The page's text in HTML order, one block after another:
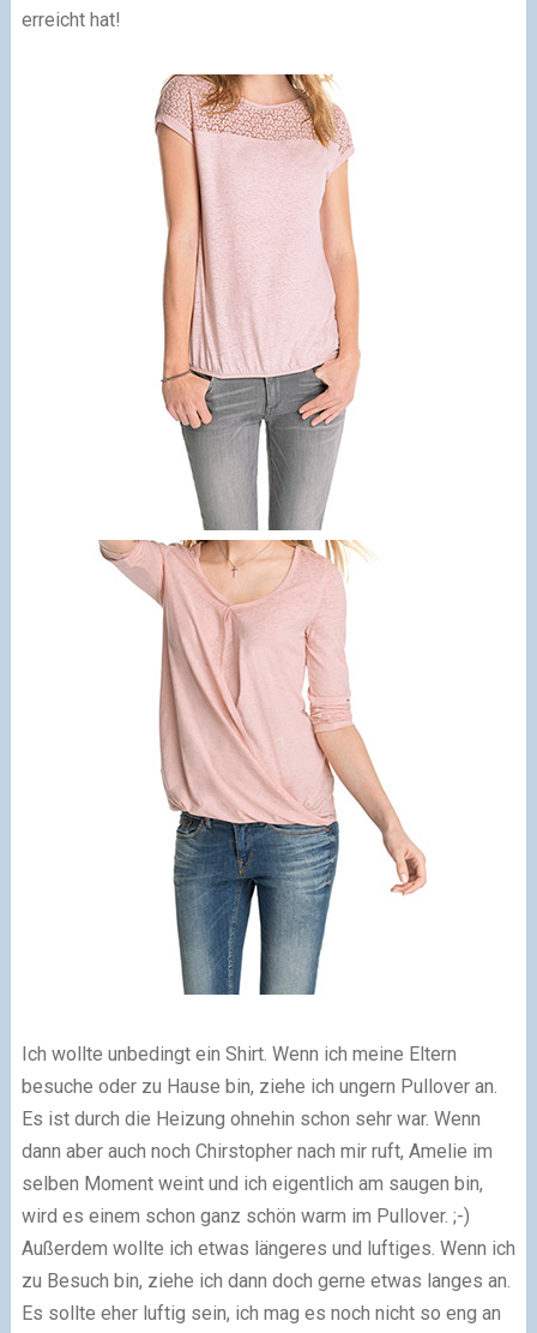
erreicht hat!
Ich wollte unbedingt ein Shirt. Wenn ich meine Eltern
besuche oder zu Hause bin, ziehe ich ungern Pullover an.
Es ist durch die Heizung ohnehin schon sehr war. Wenn
dann aber auch noch Chirstopher nach mir ruft, Amelie im
selben Moment weint und ich eigentlich am saugen bin,
wird es einem schon ganz schön warm im Pullover. ;-)
Außerdem wollte ich etwas längeres und luftiges. Wenn ich
zu Besuch bin, ziehe ich dann doch gerne etwas langes an.
Es sollte eher luftig sein, ich mag es noch nicht so eng an